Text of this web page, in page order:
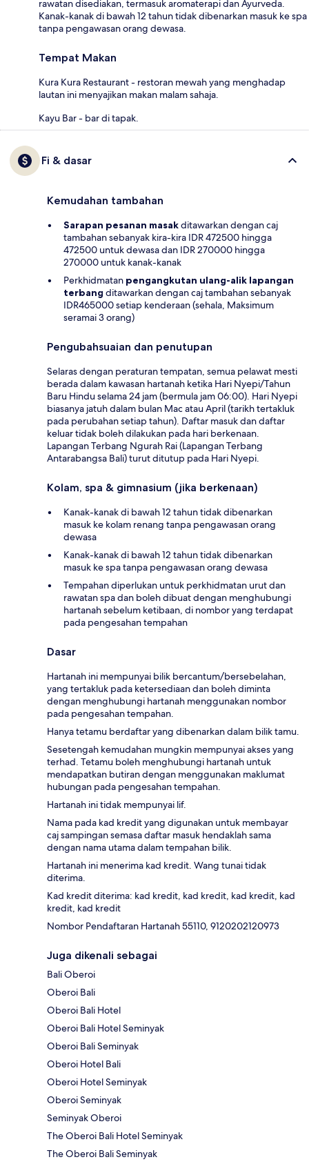
rawatan disediakan, termasuk aromaterapi dan Ayurveda.
Kanak-kanak di bawah 12 tahun tidak dibenarkan masuk ke spa
tanpa pengawasan orang dewasa.
Tempat Makan
Kura Kura Restaurant - restoran mewah yang menghadap
lautan ini menyajikan makan malam sahaja.
Kayu Bar - bar di tapak.
Fi & dasar
Kemudahan tambahan
Sarapan pesanan masakditawarkan dengan caj
tambahan sebanyak kira-kira IDR 472500 hingga
472500 untuk dewasa dan IDR 270000 hingga
270000 untuk kanak-kanak
Perkhidmatan pengangkutan ulang-alik lapangan
terbang ditawarkan dengan caj tambahan sebanyak
IDR465000 setiap kenderaan (sehala, Maksimum
seramai 3 orang)
Pengubahsuaian dan penutupan
Selaras dengan peraturan tempatan, semua pelawat mesti
berada dalam kawasan hartanah ketika Hari Nyepi/Tahun
Baru Hindu selama 24 jam (bermula jam 06:00). Hari Nyepi
biasanya jatuh dalam bulan Mac atau April (tarikh tertakluk
pada perubahan setiap tahun). Daftar masuk dan daftar
keluar tidak boleh dilakukan pada hari berkenaan.
Lapangan Terbang Ngurah Rai (Lapangan Terbang
Antarabangsa Bali) turut ditutup pada Hari Nyepi.
Kolam, spa & gimnasium (jika berkenaan)
Kanak-kanak di bawah 12 tahun tidak dibenarkan
masuk ke kolam renang tanpa pengawasan orang
dewasa
Kanak-kanak di bawah 12 tahun tidak dibenarkan
masuk ke spa tanpa pengawasan orang dewasa
Tempahan diperlukan untuk perkhidmatan urut dan
rawatan spa dan boleh dibuat dengan menghubungi
hartanah sebelum ketibaan, di nombor yang terdapat
pada pengesahan tempahan
Dasar
Hartanah ini mempunyai bilik bercantum/bersebelahan,
yang tertakluk pada ketersediaan dan boleh diminta
dengan menghubungi hartanah menggunakan nombor
pada pengesahan tempahan.
Hanya tetamu berdaftar yang dibenarkan dalam bilik tamu.
Sesetengah kemudahan mungkin mempunyai akses yang
terhad. Tetamu boleh menghubungi hartanah untuk
mendapatkan butiran dengan menggunakan maklumat
hubungan pada pengesahan tempahan.
Hartanah ini tidak mempunyai lif.
Nama pada kad kredit yang digunakan untuk membayar
caj sampingan semasa daftar masuk hendaklah sama
dengan nama utama dalam tempahan bilik.
Hartanah ini menerima kad kredit. Wang tunai tidak
diterima.
Kad kredit diterima: kad kredit, kad kredit, kad kredit, kad
kredit, kad kredit
Nombor Pendaftaran Hartanah 55110, 9120202120973
Juga dikenali sebagai
Bali Oberoi
Oberoi Bali
Oberoi Bali Hotel
Oberoi Bali Hotel Seminyak
Oberoi Bali Seminyak
Oberoi Hotel Bali
Oberoi Hotel Seminyak
Oberoi Seminyak
Seminyak Oberoi
The Oberoi Bali Hotel Seminyak
The Oberoi Bali Seminyak